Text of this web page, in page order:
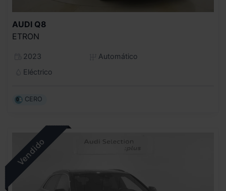
AUDI Q8
ETRON
2023
Automático
Eléctrico
CERO